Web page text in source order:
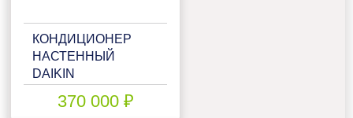
КОНДИЦИОНЕР
НАСТЕННЫЙ
DAIKIN
370 000 ₽